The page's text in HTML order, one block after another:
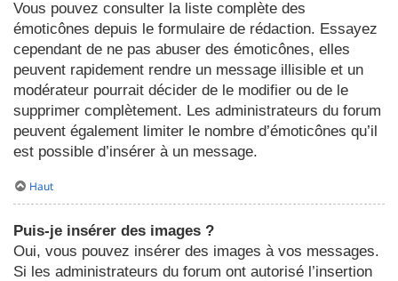
Vous pouvez consulter la liste complète des
émoticônes depuis le formulaire de rédaction. Essayez
cependant de ne pas abuser des émoticônes, elles
peuvent rapidement rendre un message illisible et un
modérateur pourrait décider de le modifier ou de le
supprimer complètement. Les administrateurs du forum
peuvent également limiter le nombre d’émoticônes qu’il
est possible d’insérer à un message.
Haut
Puis-je insérer des images ?
Oui, vous pouvez insérer des images à vos messages.
Si les administrateurs du forum ont autorisé l’insertion